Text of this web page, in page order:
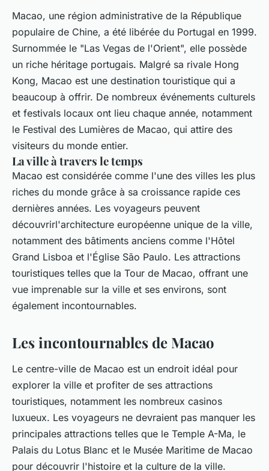
Macao, une région administrative de la République
populaire de Chine, a été libérée du Portugal en 1999.
Surnommée le "Las Vegas de l'Orient", elle possède
un riche héritage portugais. Malgré sa rivale Hong
Kong, Macao est une destination touristique qui a
beaucoup à offrir. De nombreux événements culturels
et festivals locaux ont lieu chaque année, notamment
le Festival des Lumières de Macao, qui attire des
visiteurs du monde entier.
La ville à travers le temps
Macao est considérée comme l'une des villes les plus
riches du monde grâce à sa croissance rapide ces
dernières années. Les voyageurs peuvent
découvrirl'architecture européenne unique de la ville,
notamment des bâtiments anciens comme l'Hôtel
Grand Lisboa et l'Église São Paulo. Les attractions
touristiques telles que la Tour de Macao, offrant une
vue imprenable sur la ville et ses environs, sont
également incontournables.
Les incontournables de Macao
Le centre-ville de Macao est un endroit idéal pour
explorer la ville et profiter de ses attractions
touristiques, notamment les nombreux casinos
luxueux. Les voyageurs ne devraient pas manquer les
principales attractions telles que le Temple A-Ma, le
Palais du Lotus Blanc et le Musée Maritime de Macao
pour découvrir l'histoire et la culture de la ville.